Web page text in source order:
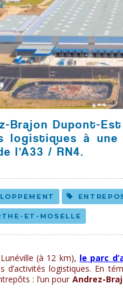
Brajon Dupont-
logistiques à
l’A33 / RN4.
ET-MOSELLE
(à 12 km), le parc
d’activités logistiques. En
: l’un pour Andrez-